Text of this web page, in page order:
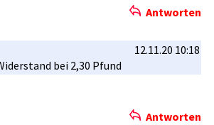
Antworten
12.11.20 10:18
bei 2,30 Pfund
Antworten